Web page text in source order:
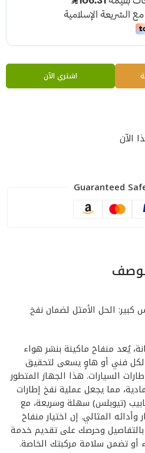
اشتري الآن
الآن
Guaranteed
كبير: الحل الأمثل لضمان نفخ
يُعد منفاخ ماكينة بنشر هواء
لكل فني أو هاوٍ يسعى لتحقيق
السيارات. هذا الجهاز المتطور
مما يجعل عملية نفخ إطارات
(تيوبلس) سهلة وسريعة، مع
المثالي. إن اختيار منفاخ
وحرصك على تقديم خدمة
أو تضمن سلامة مركبتك الخاصة.